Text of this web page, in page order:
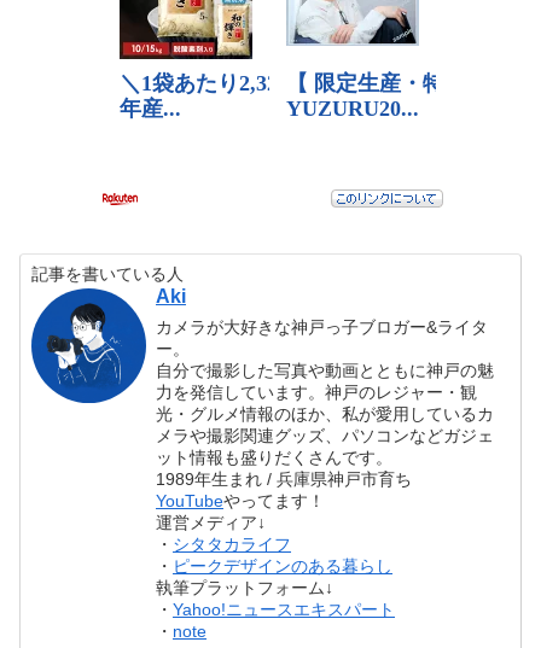
記事を書いている人
Aki
カメラが大好きな神戸っ子ブロガー&ライタ
ー。
自分で撮影した写真や動画とともに神戸の魅
力を発信しています。神戸のレジャー・観
光・グルメ情報のほか、私が愛用しているカ
メラや撮影関連グッズ、パソコンなどガジェ
ット情報も盛りだくさんです。
1989年生まれ / 兵庫県神戸市育ち
YouTubeやってます！
運営メディア↓
・ シタタカライフ
・ ピークデザインのある暮らし
執筆プラットフォーム↓
・Yahoo!ニュースエキスパート
・ note